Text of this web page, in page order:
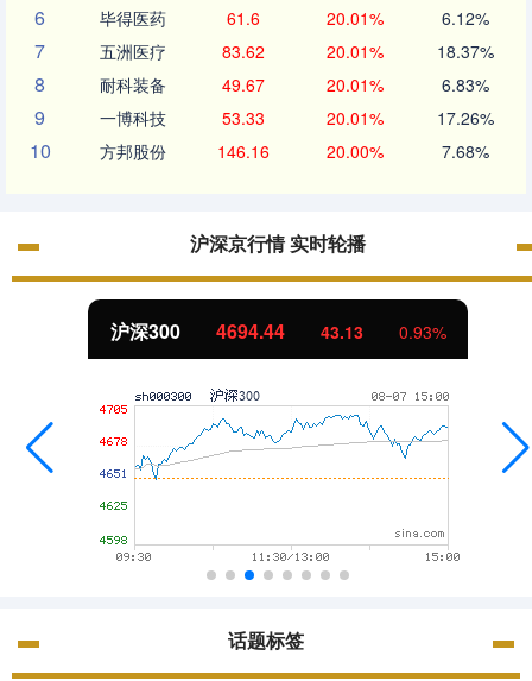
6 毕得医药 61.6 20.01% 6.12%
7 五洲医疗 83.62 20.01% 18.37%
8 耐科装备 49.67 20.01% 6.83%
9 一博科技 53.33 20.01% 17.26%
10 方邦股份 146.16 20.00% 7.68%
沪深京行情 实时轮播
沪深300 4694.44 43.13 0.93%
话题标签